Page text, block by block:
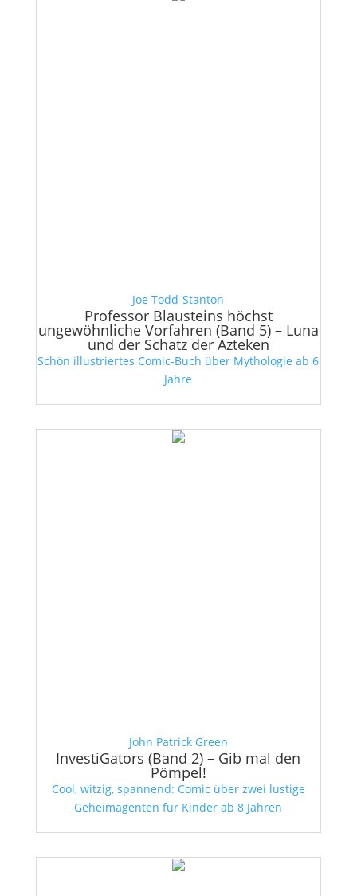
Joe Todd-Stanton
Professor Blausteins höchst
ungewöhnliche Vorfahren (Band 5) – Luna
und der Schatz der Azteken
Schön illustriertes Comic-Buch über Mythologie ab 6
Jahre
John Patrick Green
InvestiGators (Band 2) – Gib mal den
Pömpel!
Cool, witzig, spannend: Comic über zwei lustige
Geheimagenten für Kinder ab 8 Jahren